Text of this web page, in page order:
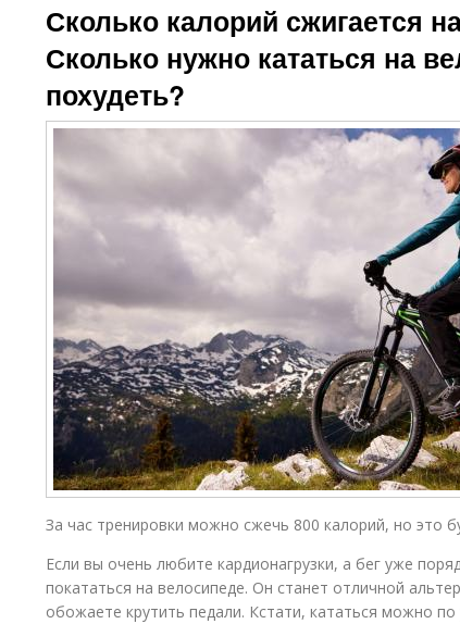
Сколько калорий сжигается
Сколько нужно кататься на
похудеть?
За час тренировки можно сжечь 800 калорий, но это
Если вы очень любите кардионагрузки, а бег уже
покататься на велосипеде. Он станет отличной
обожаете крутить педали. Кстати, кататься можно